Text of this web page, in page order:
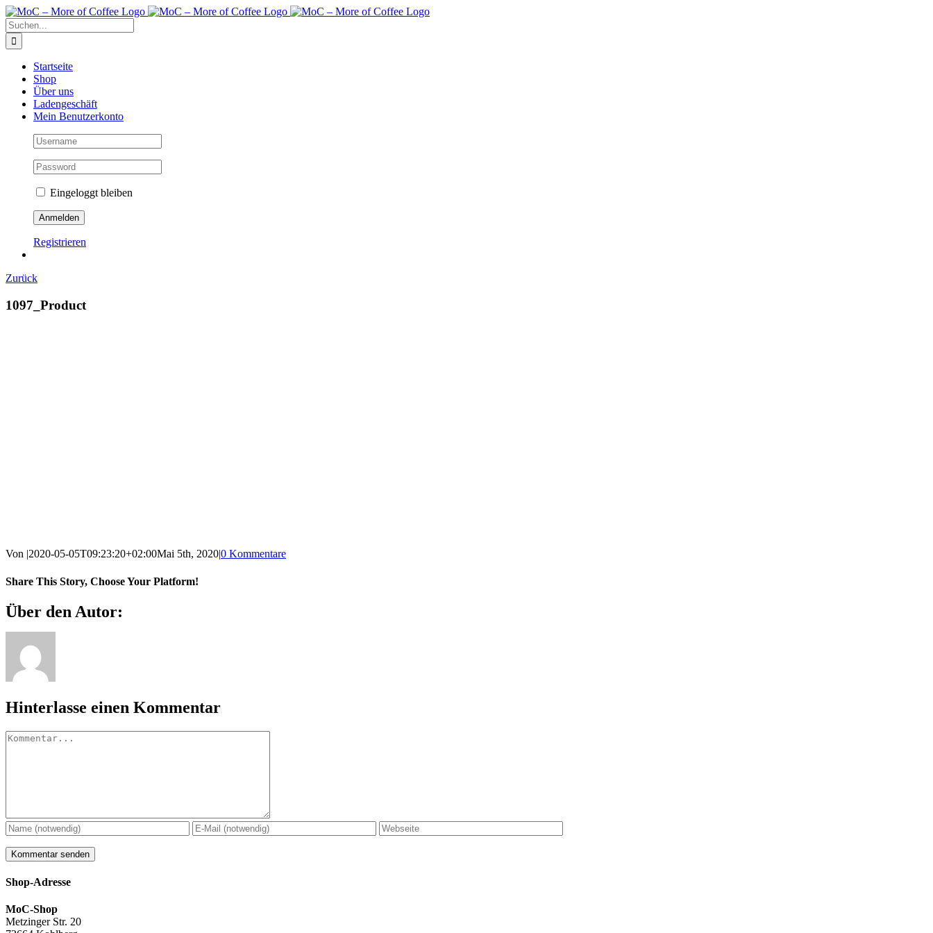
Zum
Inhalt
springen
Suche
nach:
Startseite
Shop
Über uns
Ladengeschäft
Mein Benutzerkonto
Eingeloggt bleiben
Registrieren
Zurück
1097_Product
Von |2020-05-05T09:23:20+02:00Mai 5th, 2020|0 Kommentare
Share This Story, Choose Your Platform!
Facebook
X
Reddit
LinkedIn
WhatsApp
Tumblr
Pinterest
Vk
E-
Mail
Über den Autor:
Hinterlasse einen Kommentar
Kommentar
Shop-Adresse
MoC-Shop
Metzinger Str. 20